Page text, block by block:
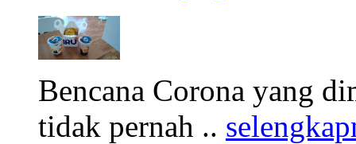
Bencana Corona yang
tidak pernah ..